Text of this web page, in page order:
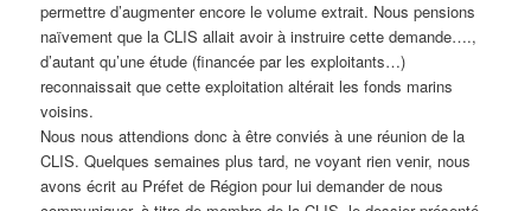
permettre d’augmenter encore le volume extrait. Nous pensions
naïvement que la CLIS allait avoir à instruire cette demande….,
d’autant qu’une étude (financée par les exploitants…)
reconnaissait que cette exploitation altérait les fonds marins
voisins.
Nous nous attendions donc à être conviés à une réunion de la
CLIS. Quelques semaines plus tard, ne voyant rien venir, nous
avons écrit au Préfet de Région pour lui demander de nous